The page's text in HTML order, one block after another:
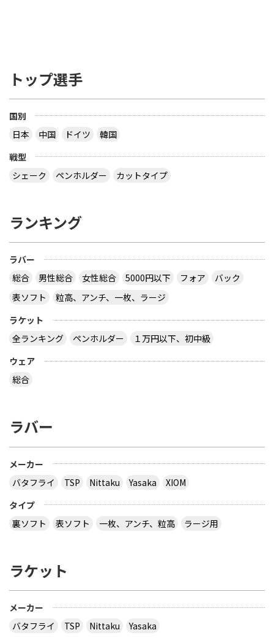
トップ選手
国別
日本
中国 ドイツ
韓国
戦型
シェーク
ペンホルダー カットタイプ
ランキング
ラバー
総合
男性総合 女性総合 5000円以下 フォア
バック
表ソフト
粒高、アンチ、一枚、ラージ
ラケット
全ランキング
ペンホルダー
１万円以下、初中級
ウェア
総合
ラバー
メーカー
バタフライ
TSP Nittaku Yasaka
XIOM
タイプ
裏ソフト
表ソフト 一枚、アンチ、粒高 ラージ用
ラケット
メーカー
バタフライ
TSP Nittaku
Yasaka